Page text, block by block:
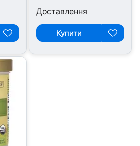
Доставлення
Купити